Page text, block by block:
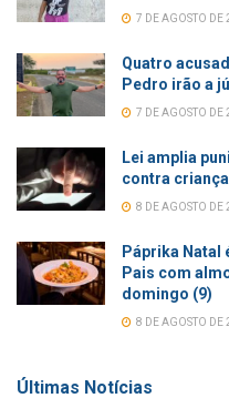
7 DE AGOSTO DE
Quatro
Pedro irão a
7 DE AGOSTO DE
Lei amplia
contra
8 DE AGOSTO DE
Páprika Natal
Pais com
domingo (9)
8 DE AGOSTO DE
Últimas Notícias